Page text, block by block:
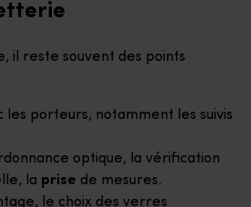
il reste souvent des points
les porteurs, notamment les suivis
optique, la vérification
la prise de mesures.
le choix des verres